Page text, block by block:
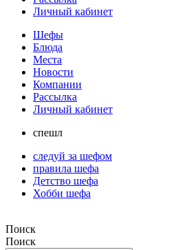
Личный кабинет
Шефы
Блюда
Места
Новости
Компании
Рассылка
Личный кабинет
спешл
следуй за шефом
правила шефа
Детство шефа
Хобби шефа
Поиск
Поиск